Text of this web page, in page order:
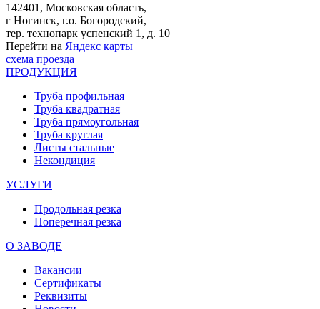
142401, Московская область,
г Ногинск, г.о. Богородский,
тер. технопарк успенский 1, д. 10
Перейти на Яндекс карты
схема проезда
ПРОДУКЦИЯ
Труба профильная
Труба квадратная
Труба прямоугольная
Труба круглая
Листы стальные
Некондиция
УСЛУГИ
Продольная резка
Поперечная резка
О ЗАВОДЕ
Вакансии
Сертификаты
Реквизиты